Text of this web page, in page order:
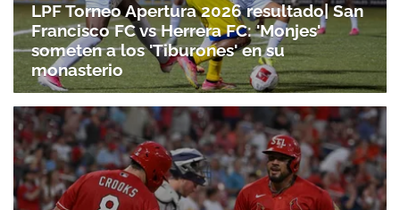
LPF Torneo Apertura 2026 resultado| San
Francisco FC vs Herrera FC: 'Monjes'
someten a los 'Tiburones' en su
monasterio